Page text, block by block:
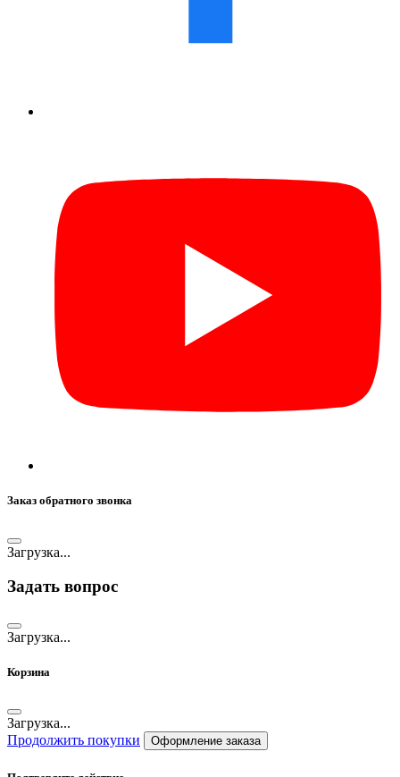
Заказ обратного звонка
Загрузка...
Задать вопрос
Загрузка...
Корзина
Загрузка...
Продолжить покупки
Оформление заказа